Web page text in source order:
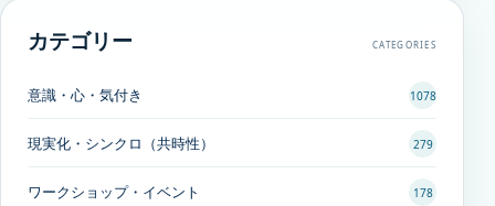
カテゴリー CATEGORIES
意識・心・気付き 1078
現実化・シンクロ（共時性） 279
ワークショップ・イベント 178